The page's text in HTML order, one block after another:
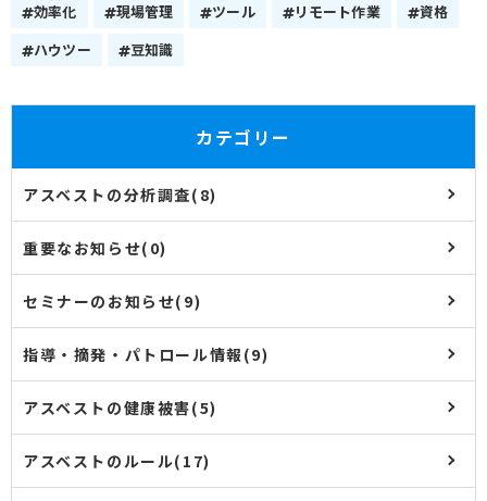
効率化
現場管理 ツール リモート作業
資格
ハウツー
豆知識
カテゴリー
アスベストの分析調査(8)
重要なお知らせ(0)
セミナーのお知らせ(9)
指導・摘発・パトロール情報(9)
アスベストの健康被害(5)
アスベストのルール(17)